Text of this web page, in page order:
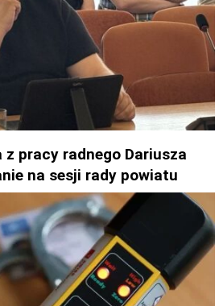
z pracy radnego Dariusza
na sesji rady powiatu